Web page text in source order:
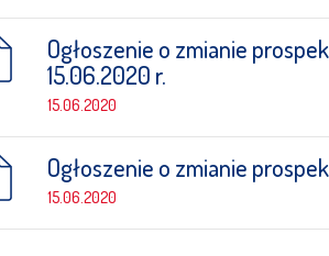
Ogłoszenie o zmianie
15.06.2020 r.
15.06.2020
Ogłoszenie o zmianie
15.06.2020